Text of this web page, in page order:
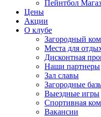
Пейнтбол
Цены
Акции
О клубе
Загородный
Места для
Дисконтная
Наши партнеры
Зал славы
Загородные
Выездные игры
Спортивная
Вакансии